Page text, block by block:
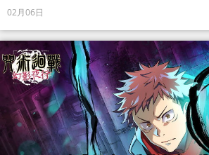
02月06日